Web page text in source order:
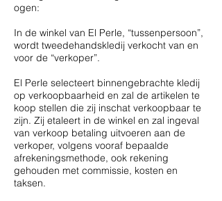
ogen:
In de winkel van El Perle, “tussenpersoon”,
wordt tweedehandskledij verkocht van en
voor de “verkoper”.
El Perle selecteert binnengebrachte kledij
op verkoopbaarheid en zal de artikelen te
koop stellen die zij inschat verkoopbaar te
zijn. Zij etaleert in de winkel en zal ingeval
van verkoop betaling uitvoeren aan de
verkoper, volgens vooraf bepaalde
afrekeningsmethode, ook rekening
gehouden met commissie, kosten en
taksen.